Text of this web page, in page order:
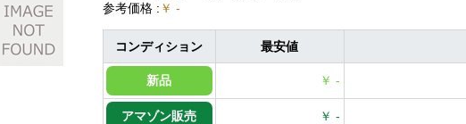
参考価格 : ￥ -
コンディション 最安値
新品 ￥ -
アマゾン販売 ￥ -